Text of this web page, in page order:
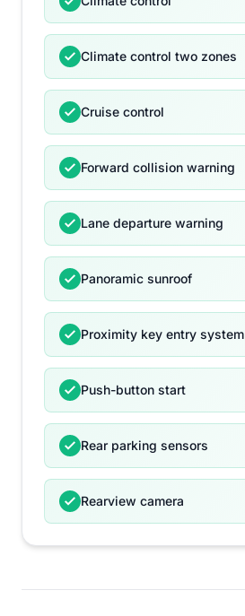
Climate control two zones
Cruise control
Forward collision warning
Lane departure warning
Panoramic sunroof
Proximity key entry system
Push-button start
Rear parking sensors
Rearview camera